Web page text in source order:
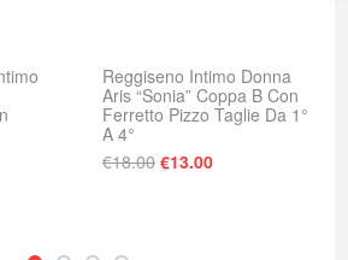
era: €18.00.
attuale è: €13.00.
Reggiseno Intimo Donna
Aris “Sonia” Coppa B Con
Ferretto Pizzo Taglie Da 1°
A 4°
€18.00 Il prezzo originale
€13.00Il prezzo